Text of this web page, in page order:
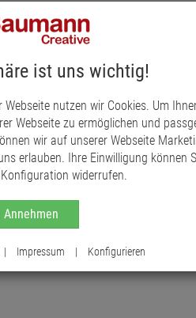
Weihnachtsdekorationen,
zu Allerheiligen - die Zapfen
wie Tannenzweigen, Kerzen oder
zeichnen sich durch ihre
Element in der Floristik und im DIY-
ist uns wichtig!
nutzen wir Cookies. Um
Webseite zu ermöglichen und
wir auf unserer Webseite
erlauben. Ihre Einwilligung können
widerrufen.
Annehmen
| Impressum | Konfigurieren